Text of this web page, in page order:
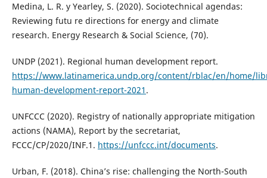
Medina, L. R. y Yearley, S. (2020). Sociotechnical agendas:
Reviewing futu re directions for energy and climate
research. Energy Research & Social Science, (70).
UNDP (2021). Regional human development report.
https://www.latinamerica.undp.org/content/rblac/en/home/
human-development-report-2021 .
UNFCCC (2020). Registry of nationally appropriate mitigation
actions (NAMA), Report by the secretariat,
FCCC/CP/2020/INF.1. https://unfccc.int/documents.
Urban, F. (2018). China’s rise: challenging the North-South